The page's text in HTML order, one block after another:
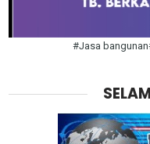
#Jasa